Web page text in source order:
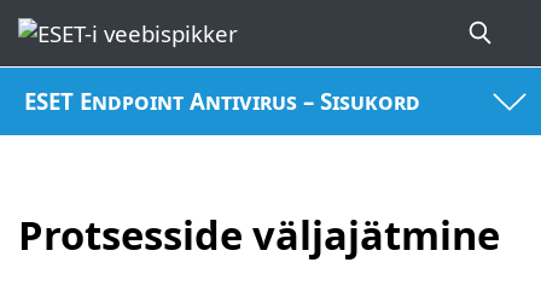
ESET Endpoint Antivirus – Sisukord
Protsesside väljajätmine